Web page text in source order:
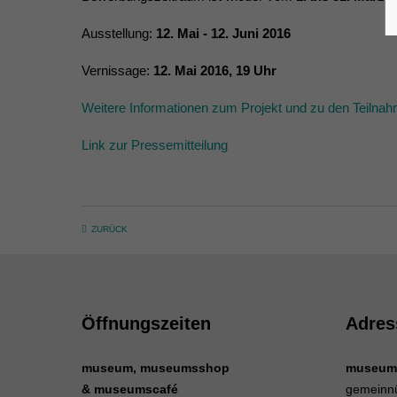
Ausstellung: 12. Mai - 12. Juni 2016
Vernissage: 12. Mai 2016, 19 Uhr
Weitere Informationen zum Projekt und zu den
Link zur Pressemitteilung
ZURÜCK
Öffnungszeiten
museum, museumsshop
& museumscafé